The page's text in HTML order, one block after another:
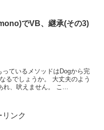
でVB、継承(その3)
ているメソッドはDogから完
るでしょうか。 大丈夫のよう
れ、吠えません。 こ...
リンク